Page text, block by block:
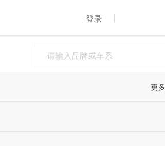
登录
更多